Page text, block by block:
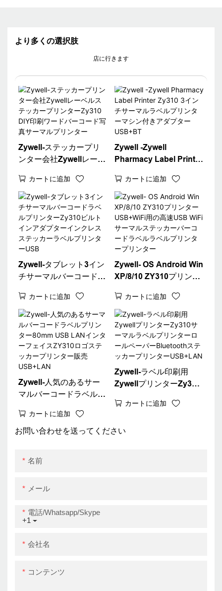
より多くの選択肢
店に行きます
Zywell-ステッカープリ
ンター会社Zywellレーベ
Zy310 DIY印刷ワードバ
ーコード写真サーマルプ
リンター
カートに追加
Zywell -Zywell
Pharmacy Label Printer
ラベルプリンターマシン
付きアダプターUSB+BT
カートに追加
Zywell-タブレット3イン
チサーマルバーコードラ
ルトインアダプターイン
クレスステッカーラベル
プリンターUSB
カートに追加
Zywell- OS Android Win
XP/8/10 ZY310プリンタ
USB WiFiサーマルステ
ッカーバーコードラベル
ラベルプリンタープリン
ター
カートに追加
Zywell-人気のあるサー
マルバーコードラベルプ
LANインターフェイス
ZY310ロゴステッカープ
カートに追加
Zywell-ラベル印刷用
ZywellプリンターZy310
ーロールペーパー
リンターUSB+LAN
カートに追加
お問い合わせを送ってください
名前
メール
+1
電話/whatsapp/skype
会社名
コンテンツ